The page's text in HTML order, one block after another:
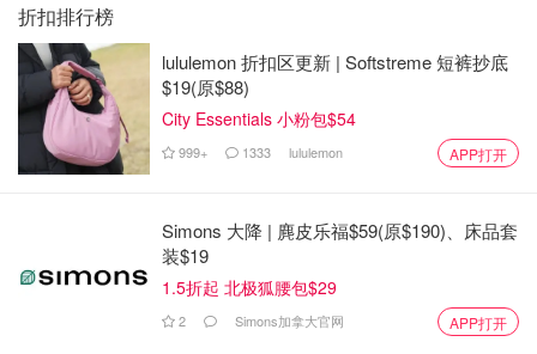
折扣排行榜
lululemon 折扣区更新 | Softstreme 短裤抄底
$19(原$88)
City Essentials 小粉包$54
999+ 1333 lululemon APP打开
Simons 大降 | 麂皮乐福$59(原$190)、床品套
装$19
1.5折起 北极狐腰包$29
2 Simons加拿大官网 APP打开